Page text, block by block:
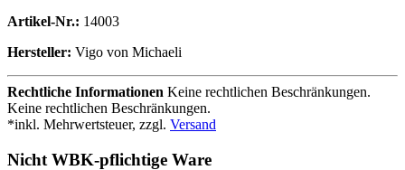
Artikel-Nr.: 14003
Hersteller: Vigo von Michaeli
Rechtliche Informationen Keine rechtlichen Beschränkungen.
Keine rechtlichen Beschränkungen.
*inkl. Mehrwertsteuer, zzgl. Versand
Nicht WBK-pflichtige Ware